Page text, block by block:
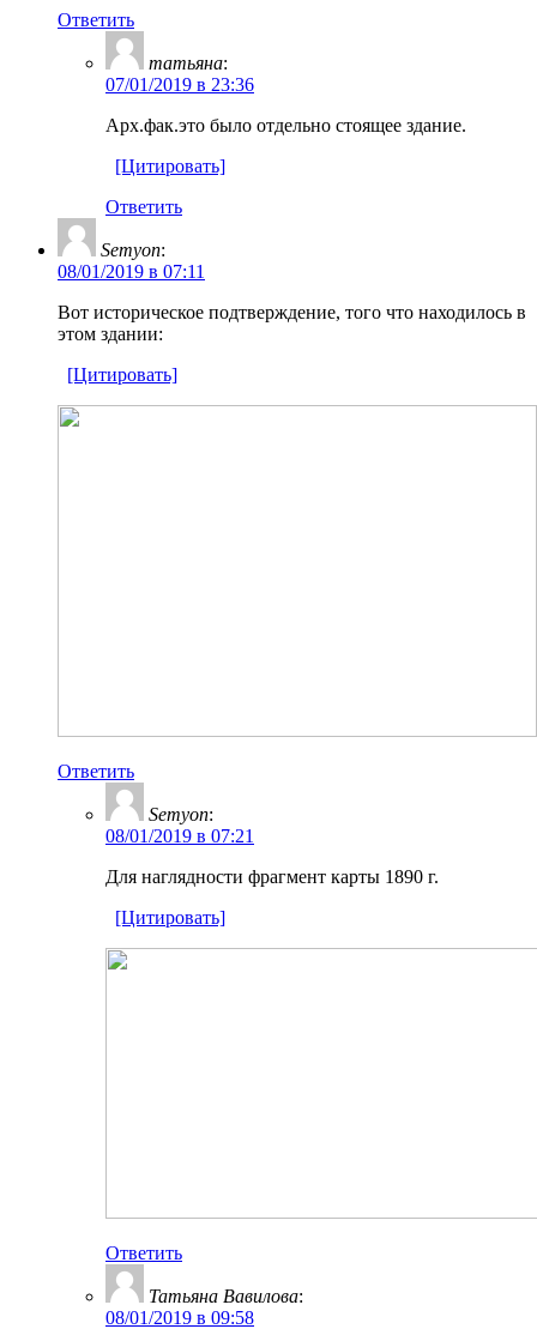
Ответить
татьяна:
07/01/2019 в 23:36
Арх.фак.это было отдельно стоящее здание.
[Цитировать]
Ответить
Semyon:
08/01/2019 в 07:11
Вот историческое подтверждение, того что находилось в
этом здании:
[Цитировать]
Ответить
Semyon:
08/01/2019 в 07:21
Для наглядности фрагмент карты 1890 г.
[Цитировать]
Ответить
Татьяна Вавилова:
08/01/2019 в 09:58